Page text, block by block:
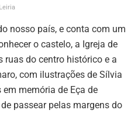
Leiria
nosso país, e conta com um
o castelo, a Igreja de
ruas do centro histórico e a
com ilustrações de Sílvia
memória de Eça de
passear pelas margens do